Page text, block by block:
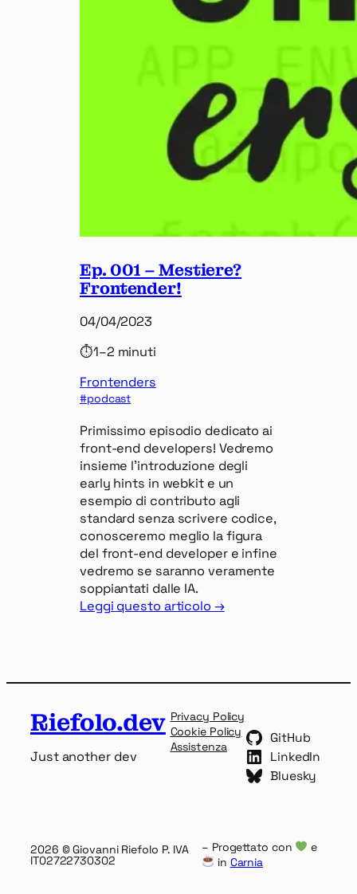
Ep. 001 – Mestiere?
Frontender!
04/04/2023
⏱1–2 minuti
Frontenders
podcast
Primissimo episodio dedicato ai
front-end developers! Vedremo
insieme l’introduzione degli
early hints in webkit e un
esempio di contributo agli
standard senza scrivere codice,
conosceremo meglio la figura
del front-end developer e infine
vedremo se saranno veramente
soppiantati dalle IA.
Leggi questo articolo →
Riefolo.dev
Just another dev
Privacy Policy
Cookie Policy
Assistenza
GitHub
LinkedIn
Bluesky
2026 © Giovanni Riefolo P. IVA
IT02722730302
– Progettato con
e
in Carnia